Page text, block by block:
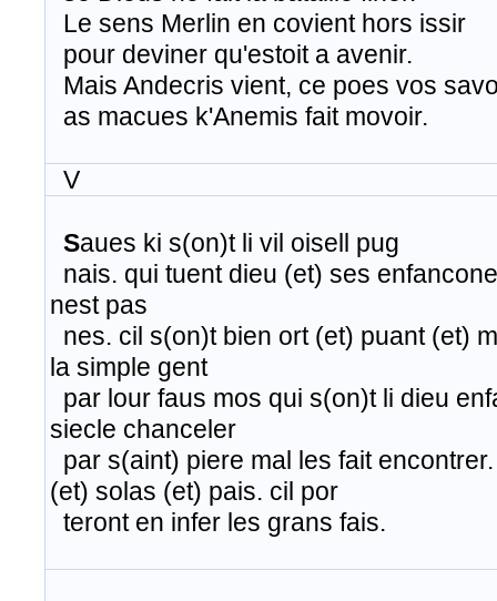
Le sens Merlin en covient hors issir
​ pour deviner qu'estoit a avenir.
Mais Andecris vient, ce poes vos
as macues k'Anemis fait movoir.
V
Saues ki s(on)t li vil oisell pug
nais. qui tuent dieu (et) ses
nest pas
nes. cil s(on)t bien ort (et) puant (et)
la simple gent
par lour faus mos qui s(on)t li dieu
siecle chanceler
par s(aint) piere mal les fait
(et) solas (et) pais. cil por
teront en infer les grans fais.